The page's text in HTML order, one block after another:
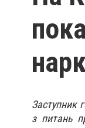
Заступник
з питань